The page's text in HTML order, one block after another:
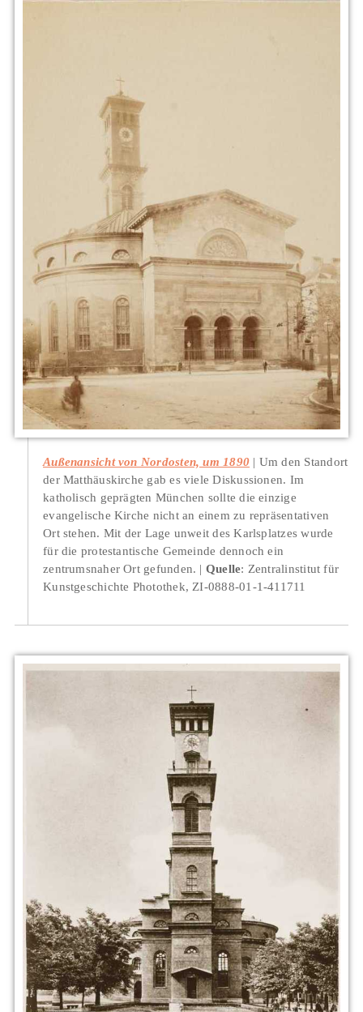
Außenansicht von Nordosten, um 1890
Um den Standort
der Matthäuskirche gab es viele Diskussionen. Im
katholisch geprägten München sollte die einzige
evangelische Kirche nicht an einem zu repräsentativen
Ort stehen. Mit der Lage unweit des Karlsplatzes wurde
für die protestantische Gemeinde dennoch ein
zentrumsnaher Ort gefunden.
Quelle: Zentralinstitut für
Kunstgeschichte Photothek, ZI-0888-01-1-411711